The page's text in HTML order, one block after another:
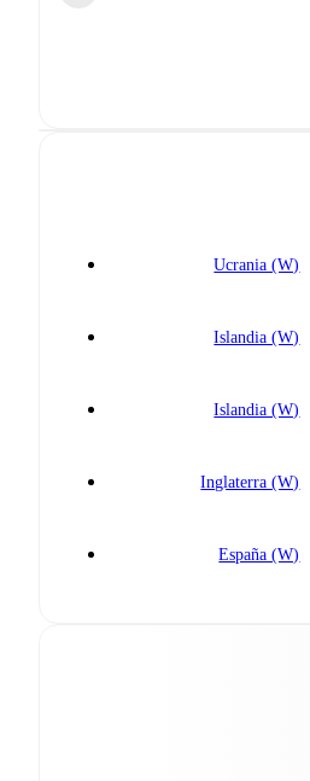
Ucrania (W)
Islandia (W)
Islandia (W)
Inglaterra (W)
España (W)